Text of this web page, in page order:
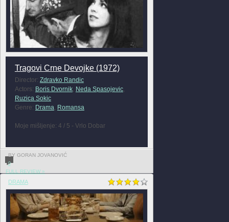
Tragovi Crne Devojke (1972)
Director: Zdravko Randic
Actors: Boris Dvornik, Neda Spasojevic,
Ruzica Sokic
Genre: Drama Romansa
Moje mišljenje: 4 / 5 - Vrlo Dobar
BY GORAN JOVANOVIĆ
0
FULL REVIEW »
DRAMA